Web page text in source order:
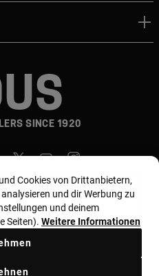
SINCE 1920
Germany / Euro
Cookies von Drittanbietern,
und dir Werbung zu
und deinem
Seiten). Weitere Informationen